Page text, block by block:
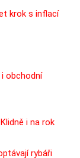
krok s inflací
obchodní
i na rok
rybáři